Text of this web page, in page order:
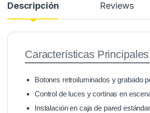
Descripción Reviews
Características Principales
Botones retroiluminados y grabado
Control de luces y cortinas en
Instalación en caja de pared estándar